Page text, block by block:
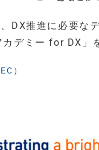
DX推進に必要な
カデミー for DX」
）